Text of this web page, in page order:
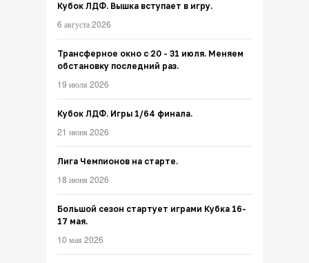
Кубок ЛДФ. Вышка вступает в игру.
6 августа 2026
Трансферное окно с 20 - 31 июля. Меняем
обстановку последний раз.
19 июля 2026
Кубок ЛДФ. Игры 1/64 финала.
21 июня 2026
Лига Чемпионов на старте.
18 июня 2026
Большой сезон стартует играми Кубка 16-
17 мая.
10 мая 2026